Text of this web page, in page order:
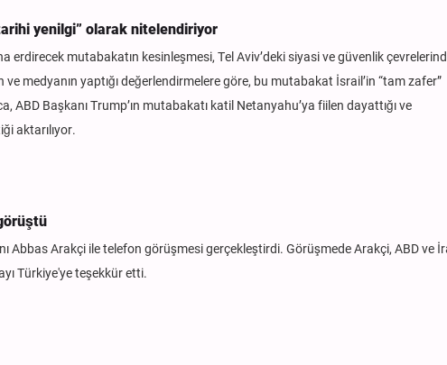
yenilgi” olarak nitelendiriyor
erdirecek mutabakatın kesinleşmesi, Tel Aviv’deki siyasi ve güvenlik
medyanın yaptığı değerlendirmelere göre, bu mutabakat İsrail’in “tam zafer”
ABD Başkanı Trump’ın mutabakatı katil Netanyahu’ya fiilen dayattığı ve
aktarılıyor.
Abbas Arakçi ile telefon görüşmesi gerçekleştirdi. Görüşmede Arakçi, ABD ve
Türkiye'ye teşekkür etti.